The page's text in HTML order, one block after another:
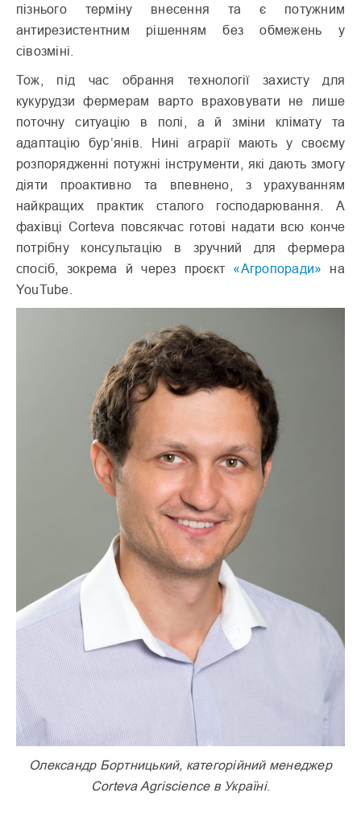
пізнього терміну внесення та є потужним
антирезистентним рішенням без обмежень у
сівозміні.
Тож, під час обрання технології захисту для
кукурудзи фермерам варто враховувати не лише
поточну ситуацію в полі, а й зміни клімату та
адаптацію бур’янів. Нині аграрії мають у своєму
розпорядженні потужні інструменти, які дають змогу
діяти проактивно та впевнено, з урахуванням
найкращих практик сталого господарювання. А
фахівці Corteva повсякчас готові надати всю конче
потрібну консультацію в зручний для фермера
спосіб, зокрема й через проєкт «Агропоради» на
YouTube.
Олександр Бортницький, категорійний менеджер
Corteva Agriscience в Україні.